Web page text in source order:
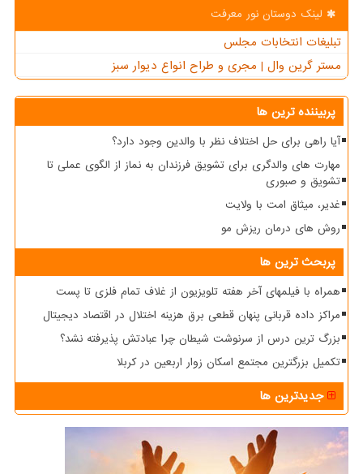
لینک دوستان نور معرفت
تبلیغات انتخابات مجلس
مستر گرین وال | مجری و طراح انواع دیوار سبز
پربیننده ترین ها
آیا راهی برای حل اختلاف نظر با والدین وجود دارد؟
مهارت های والدگری برای تشویق فرزندان به نماز از الگوی عملی تا
تشویق و صبوری
غدیر، میثاق امت با ولایت
روش های درمان ریزش مو
پربحث ترین ها
همراه با فیلمهای آخر هفته تلویزیون از غلاف تمام فلزی تا پست
مراکز داده قربانی پنهان قطعی برق هزینه اختلال در اقتصاد دیجیتال
بزرگ ترین درس از سرنوشت شیطان چرا عبادتش پذیرفته نشد؟
تکمیل بزرگترین مجتمع اسکان زوار اربعین در کربلا
جدیدترین ها